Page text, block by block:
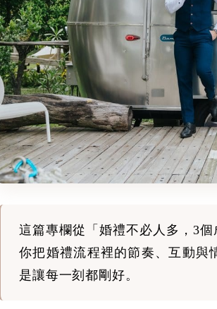
這篇專欄從「婚禮不必人多，3
你把婚禮流程裡的節奏、互動與
是讓每一刻都剛好。